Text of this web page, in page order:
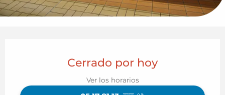
Cerrado por hoy
Ver los horarios